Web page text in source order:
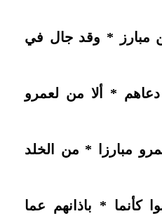
مبارز * وقد جال في
* ألا من لعمرو
مبارزا * من الخلد
كأنما * باذانهم عما